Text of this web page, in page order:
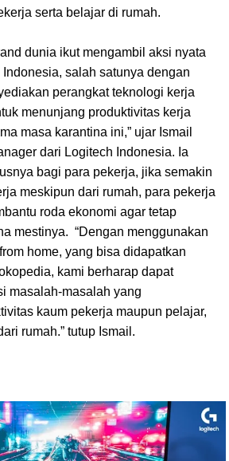
serta belajar di rumah.
dunia ikut mengambil aksi nyata
salah satunya dengan
perangkat teknologi kerja
menunjang produktivitas kerja
masa karantina ini,” ujar Ismail
dari Logitech Indonesia. Ia
bagi para pekerja, jika semakin
meskipun dari rumah, para pekerja
roda ekonomi agar tetap
mestinya. “Dengan menggunakan
home, yang bisa didapatkan
kami berharap dapat
masalah-masalah yang
kaum pekerja maupun pelajar,
rumah.” tutup Ismail.